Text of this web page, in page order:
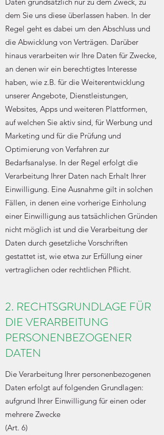
dem Sie uns diese überlassen haben. In der
Regel geht es dabei um den Abschluss und
die Abwicklung von Verträgen. Darüber
hinaus verarbeiten wir Ihre Daten für Zwecke,
an denen wir ein berechtigtes Interesse
haben, wie z.B. für die Weiterentwicklung
unserer Angebote, Dienstleistungen,
Websites, Apps und weiteren Plattformen,
auf welchen Sie aktiv sind, für Werbung und
Marketing und für die Prüfung und
Optimierung von Verfahren zur
Bedarfsanalyse. In der Regel erfolgt die
Verarbeitung Ihrer Daten nach Erhalt Ihrer
Einwilligung. Eine Ausnahme gilt in solchen
Fällen, in denen eine vorherige Einholung
einer Einwilligung aus tatsächlichen Gründen
nicht möglich ist und die Verarbeitung der
Daten durch gesetzliche Vorschriften
gestattet ist, wie etwa zur Erfüllung einer
vertraglichen oder rechtlichen Pflicht.
2. RECHTSGRUNDLAGE FÜR
DIE VERARBEITUNG
PERSONENBEZOGENER
DATEN
Die Verarbeitung Ihrer personenbezogenen
Daten erfolgt auf folgenden Grundlagen:
aufgrund Ihrer Einwilligung für einen oder
mehrere Zwecke
(Art. 6)